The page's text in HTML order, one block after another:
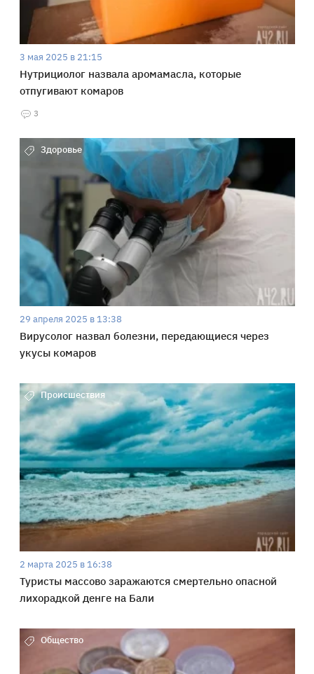
3 мая 2025 в 21:15
Нутрициолог назвала аромамасла, которые
отпугивают комаров
3
Здоровье
29 апреля 2025 в 13:38
Вирусолог назвал болезни, передающиеся через
укусы комаров
Происшествия
2 марта 2025 в 16:38
Туристы массово заражаются смертельно опасной
лихорадкой денге на Бали
Общество